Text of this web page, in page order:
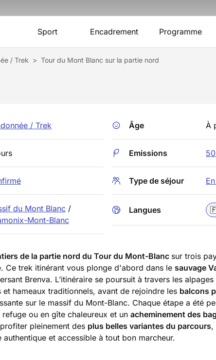
Sport Encadrement Programme
/ Trek > Tour du Mont Blanc sur la partie nord
/ Trek
du Mont Blanc /
Mont-Blanc
Âge À
Emissions
Type de séjour
Langues
de la partie nord du Tour du Mont-Blanc sur trois
Ce trek itinérant vous plonge d'abord dans le sauvage
Brenva. L’itinéraire se poursuit à travers les
et hameaux traditionnels, avant de rejoindre les balcons
sur le massif du Mont-Blanc. Chaque étape a été
ou en gîte chaleureux et un acheminement des
pleinement des plus belles variantes du parcours,
et accessible à tout bon marcheur.